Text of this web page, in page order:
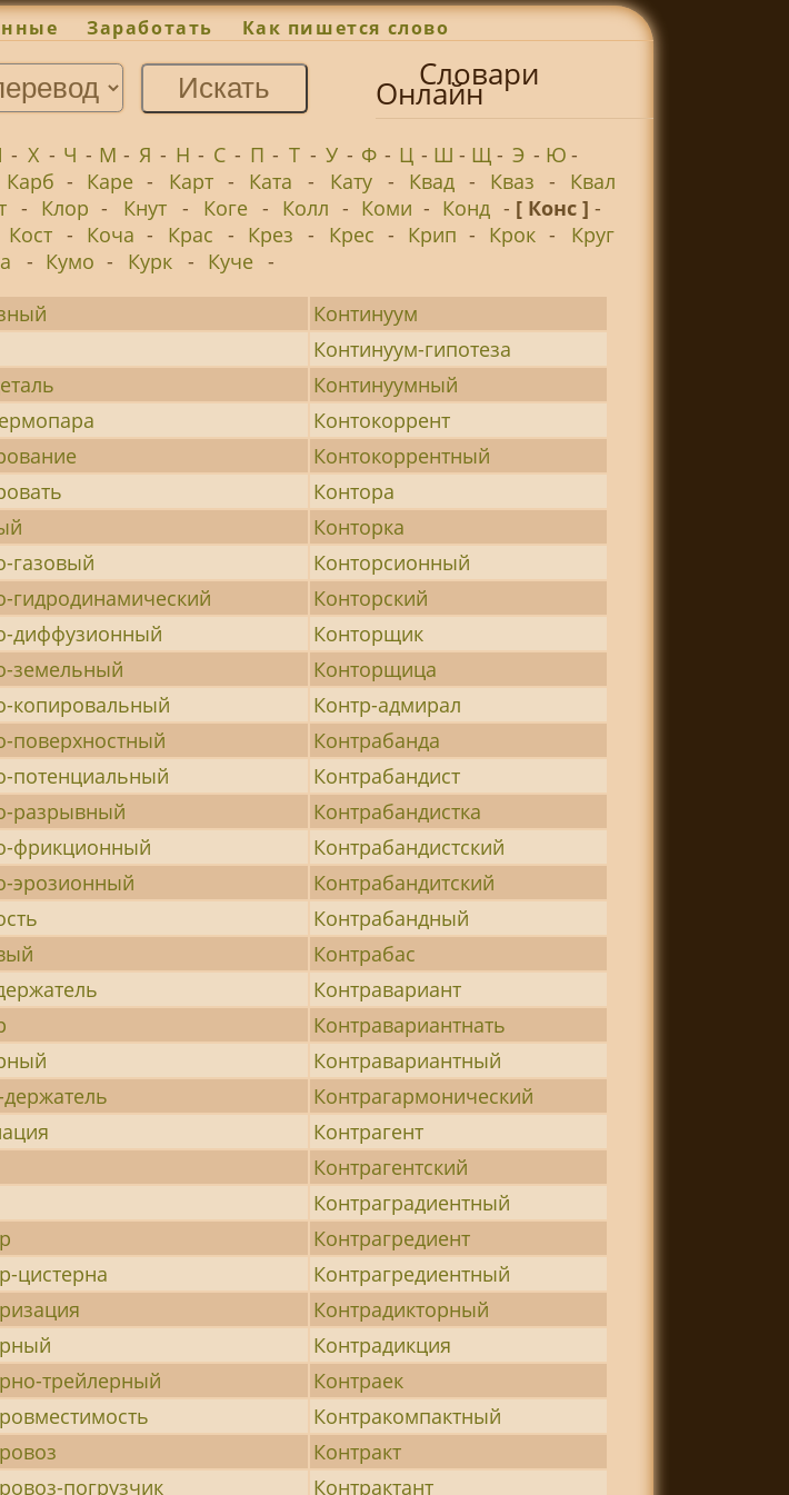
Заработать Как пишется слово
Словари
Онлайн
- Х - Ч - М - Я - Н - С - П - Т - У - Ф - Ц - Ш - Щ- Э - Ю-
Карб - Каре - Карт - Ката - Кату - Квад - Кваз -
Квал
- Клор - Кнут - Коге - Колл - Коми - Конд - [ Конс ]-
Кост - Коча - Крас - Крез - Крес - Крип - Крок -
Круг
- Кумо - Курк - Куче -
Континуум
Континуум-гипотеза
Континуумный
Контокоррент
Контокоррентный
Контора
Конторка
газовый
Конторсионный
гидродинамический
Конторский
диффузионный
Конторщик
земельный
Конторщица
копировальный
Контр-адмирал
поверхностный
Контрабанда
потенциальный
Контрабандист
разрывный
Контрабандистка
фрикционный
Контрабандистский
эрозионный
Контрабандитский
Контрабандный
Контрабас
Контравариант
Контравариантнать
Контравариантный
Контрагармонический
Контрагент
Контрагентский
Контраградиентный
Контрагредиент
цистерна
Контрагредиентный
Контрадикторный
Контрадикция
трейлерный
Контраек
Контракомпактный
Контракт
погрузчик
Контрактант